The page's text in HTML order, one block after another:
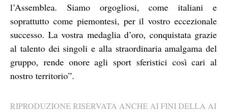
l’Assemblea. Siamo orgogliosi, come italiani e
soprattutto come piemontesi, per il vostro eccezionale
successo. La vostra medaglia d’oro, conquistata grazie
al talento dei singoli e alla straordinaria amalgama del
gruppo, rende onore agli sport sferistici così cari al
nostro territorio”.
RIPRODUZIONE RISERVATA ANCHE AI FINI DELLA AI